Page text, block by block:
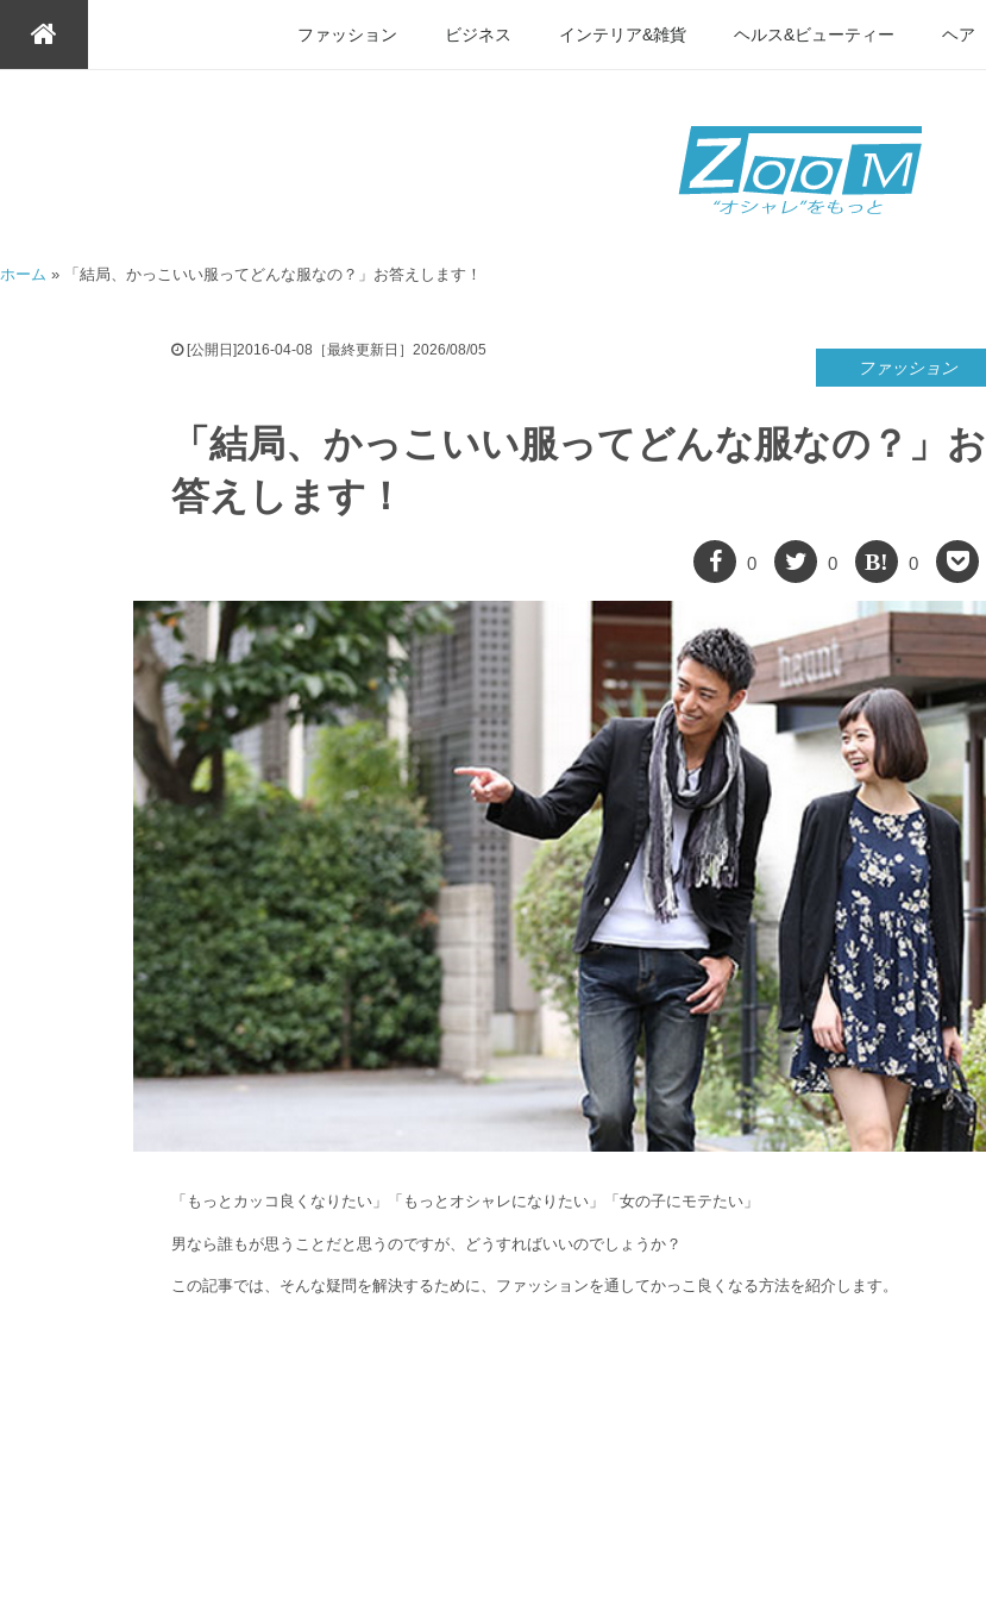
ファッション ビジネス インテリア&雑貨 ヘルス&ビューティー ヘア
ホーム » 「結局、かっこいい服ってどんな服なの？」お答えします！
[公開日]2016-04-08［最終更新日］2026/08/05
ファッション
「結局、かっこいい服ってどんな服なの？」お
答えします！
0 0 0
「もっとカッコ良くなりたい」「もっとオシャレになりたい」「女の子にモテたい」
男なら誰もが思うことだと思うのですが、どうすればいいのでしょうか？
この記事では、そんな疑問を解決するために、ファッションを通してかっこ良くなる方法を紹介します。